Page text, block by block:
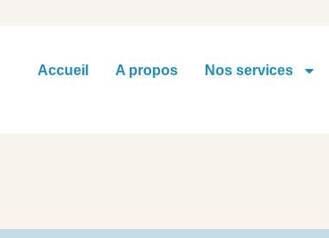
Accueil A propos Nos services